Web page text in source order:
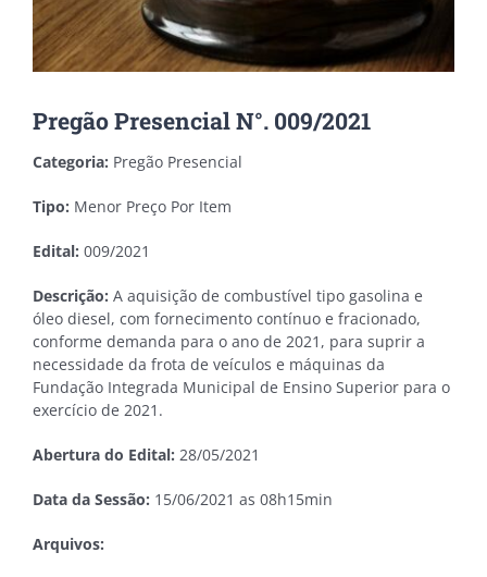
Pregão Presencial N°. 009/2021
Categoria: Pregão Presencial
Tipo: Menor Preço Por Item
Edital: 009/2021
Descrição: A aquisição de combustível tipo gasolina e
óleo diesel, com fornecimento contínuo e fracionado,
conforme demanda para o ano de 2021, para suprir a
necessidade da frota de veículos e máquinas da
Fundação Integrada Municipal de Ensino Superior para o
exercício de 2021.
Abertura do Edital: 28/05/2021
Data da Sessão: 15/06/2021 as 08h15min
Arquivos: